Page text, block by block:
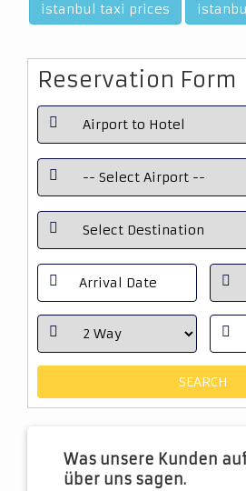
istanbul taxi prices
Reservation Form
Was unsere Kunden
über uns sagen.